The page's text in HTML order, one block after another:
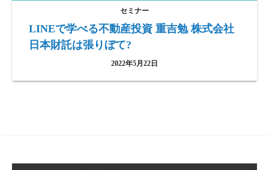
セミナー
LINEで学べる不動産投資 重吉勉 株式会社
日本財託は張りぼて?
2022年5月22日